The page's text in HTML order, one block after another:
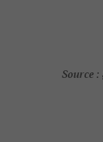
Source :